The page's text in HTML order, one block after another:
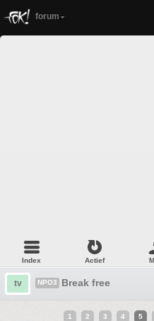
forum
Index Actief
tv NPO3 Break free
1 2 3 4 5